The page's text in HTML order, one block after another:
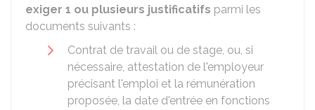
exiger 1 ou plusieurs justificatifs parmi les
documents suivants :
Contrat de travail ou de stage, ou, si
nécessaire, attestation de l'employeur
précisant l'emploi et la rémunération
proposée, la date d'entrée en fonctions